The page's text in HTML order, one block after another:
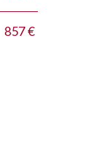
857 €